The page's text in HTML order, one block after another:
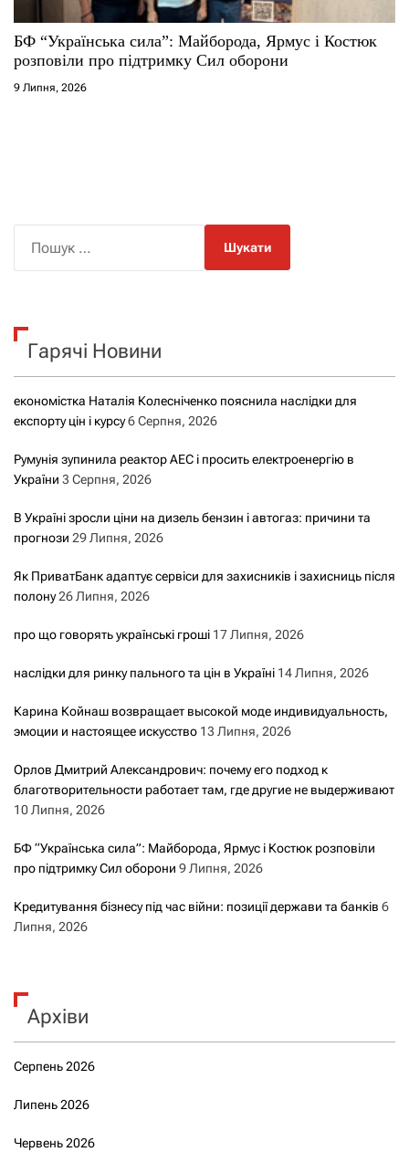
БФ “Українська сила”: Майборода, Ярмус і Костюк
розповіли про підтримку Сил оборони
9 Липня, 2026
к
Гарячі Новини
економістка Наталія Колесніченко пояснила наслідки для
експорту цін і курсу6 Серпня, 2026
Румунія зупинила реактор АЕС і просить електроенергію в
України 3 Серпня, 2026
В Україні зросли ціни на дизель бензин і автогаз: причини та
прогнози 29 Липня, 2026
Як ПриватБанк адаптує сервіси для захисників і захисниць після
полону26 Липня, 2026
про що говорять українські гроші 17 Липня, 2026
наслідки для ринку пального та цін в Україні 14 Липня, 2026
Карина Койнаш возвращает высокой моде индивидуальность,
эмоции и настоящее искусство 13 Липня, 2026
Орлов Дмитрий Александрович: почему его подход к
благотворительности работает там, где другие не выдерживают
10 Липня, 2026
БФ “Українська сила”: Майборода, Ярмус і Костюк розповіли
про підтримку Сил оборони 9 Липня, 2026
Кредитування бізнесу під час війни: позиції держави та банків 6
Липня, 2026
Архіви
Серпень 2026
Липень 2026
Червень 2026